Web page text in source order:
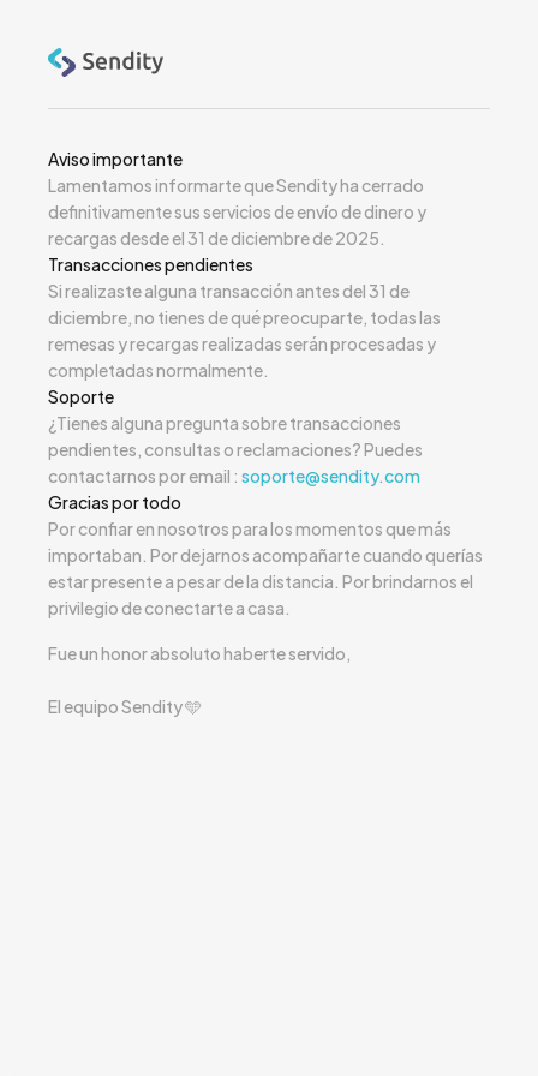
Aviso importante
Lamentamos informarte que Sendity ha cerrado
definitivamente sus servicios de envío de dinero y
recargas desde el 31 de diciembre de 2025.
Transacciones pendientes
Si realizaste alguna transacción antes del 31 de
diciembre, no tienes de qué preocuparte, todas las
remesas y recargas realizadas serán procesadas y
completadas normalmente.
Soporte
¿Tienes alguna pregunta sobre transacciones
pendientes, consultas o reclamaciones? Puedes
contactarnos por email :soporte@sendity.com
Gracias por todo
Por confiar en nosotros para los momentos que más
importaban. Por dejarnos acompañarte cuando querías
estar presente a pesar de la distancia. Por brindarnos el
privilegio de conectarte a casa.
Fue un honor absoluto haberte servido,
El equipo Sendity 🩵